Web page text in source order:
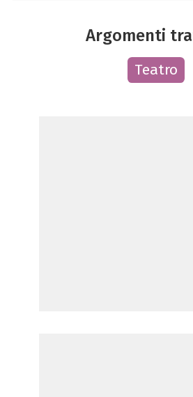
Argomenti
Teatro